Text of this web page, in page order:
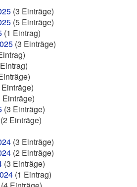
(3 Einträge)
(5 Einträge)
(1 Eintrag)
(3 Einträge)
Einträge)
Einträge)
(3 Einträge)
(2 Einträge)
(3 Einträge)
(2 Einträge)
(3 Einträge)
(1 Eintrag)